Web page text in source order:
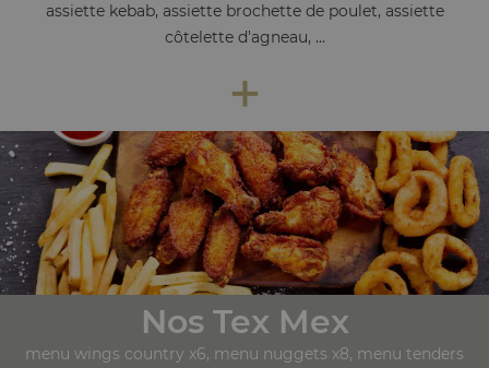
assiette kebab, assiette brochette de poulet, assiette
côtelette d'agneau, ...
+
Nos Tex Mex
menu wings country x6, menu nuggets x8, menu tenders